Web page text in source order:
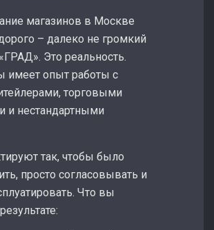
магазинов в Москве
– далеко не громкий
Это реальность.
имеет опыт работы с
торговыми
и нестандартными
так, чтобы было
просто согласовывать и
Что вы